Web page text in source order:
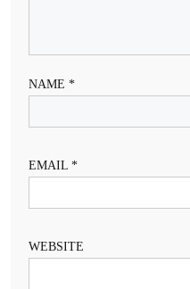
NAME *
EMAIL *
WEBSITE